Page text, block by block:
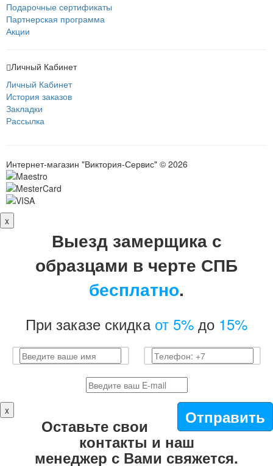
Подарочные сертификаты
Партнерская программа
Акции
Личный Кабинет
Личный Кабинет
История заказов
Закладки
Рассылка
Интернет-магазин "Виктория-Сервис" © 2026
x
Выезд замерщика с
образцами в черте СПБ
бесплатно.
При заказе скидка от 5% до 15%
Отправить
x
Оставьте свои
контакты и наш
менеджер с Вами свяжется.